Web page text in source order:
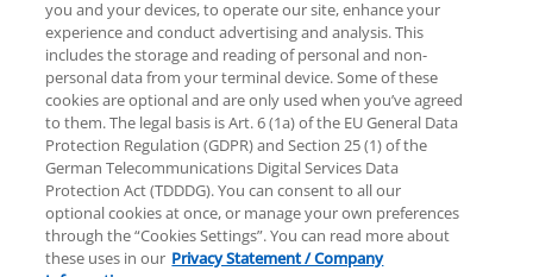
Rechtliche Hinweise Datenschutzerklärung
Sitemap Hilfe Unternehmensangaben
© 2025 KPMG AG Wirtschaftsprüfungsgesellschaft,
you and your devices, to operate our site, enhance your
experience and conduct advertising and analysis. This
includes the storage and reading of personal and non-
personal data from your terminal device. Some of these
cookies are optional and are only used when you’ve agreed
to them. The legal basis is Art. 6 (1a) of the EU General Data
Protection Regulation (GDPR) and Section 25 (1) of the
German Telecommunications Digital Services Data
Protection Act (TDDDG). You can consent to all our
optional cookies at once, or manage your own preferences
through the “Cookies Settings”. You can read more about
these uses in our Privacy Statement / Company